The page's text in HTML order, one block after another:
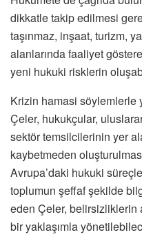
dikkatle takip edilmesi
taşınmaz, inşaat, turizm,
alanlarında faaliyet
yeni hukuki risklerin
Krizin hamasi
Çeler, hukukçular,
sektör temsilcilerinin yer
kaybetmeden
Avrupa’daki hukuki
toplumun şeffaf şekilde
eden Çeler, belirsizliklerin
bir yaklaşımla